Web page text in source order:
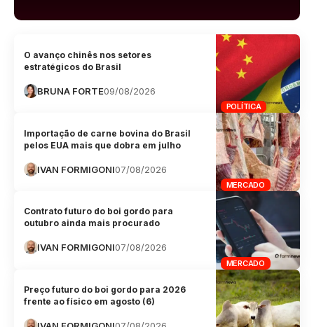
POLÍTICA
O avanço chinês nos setores
estratégicos do Brasil
BRUNA FORTE09/08/2026
MERCADO
Importação de carne bovina do Brasil
pelos EUA mais que dobra em julho
IVAN FORMIGONI07/08/2026
MERCADO
Contrato futuro do boi gordo para
outubro ainda mais procurado
IVAN FORMIGONI07/08/2026
Preço futuro do boi gordo para 2026
frente ao físico em agosto (6)